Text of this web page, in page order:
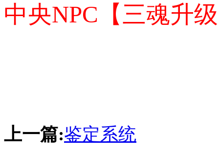
中央NPC【三魂升
上一篇:鉴定系统